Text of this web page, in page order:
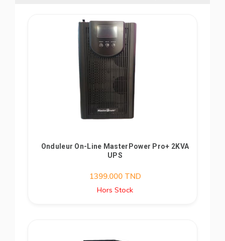
Onduleur On-Line MasterPower Pro+ 2KVA
UPS
1399.000TND
Hors Stock